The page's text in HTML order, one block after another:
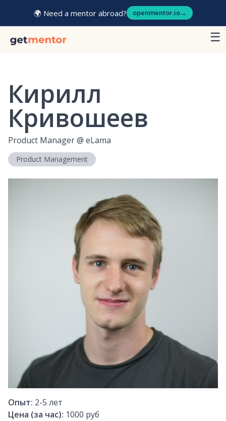
🌍 Need a mentor abroad? openmentor.io→
☰
Кирилл
Кривошеев
Product Manager@ eLama
Product Management
Опыт: 2-5 лет
Цена (за час): 1000 руб